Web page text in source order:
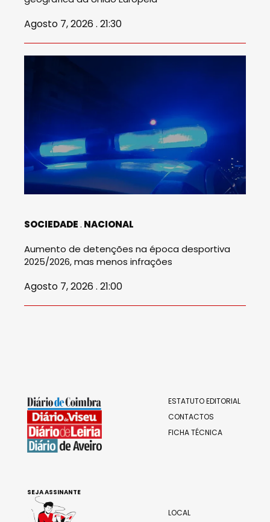
Agosto 7, 2026 . 21:30
SOCIEDADE NACIONAL
Aumento de detenções na época desportiva
2025/2026, mas menos infrações
Agosto 7, 2026 . 21:00
ESTATUTO EDITORIAL
CONTACTOS
FICHA TÉCNICA
LOCAL
SEJA ASSINANTE